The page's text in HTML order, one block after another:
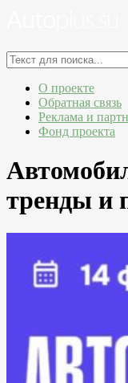
О проекте
Обратная связь
Реклама и
Фонд проекта
тренды и